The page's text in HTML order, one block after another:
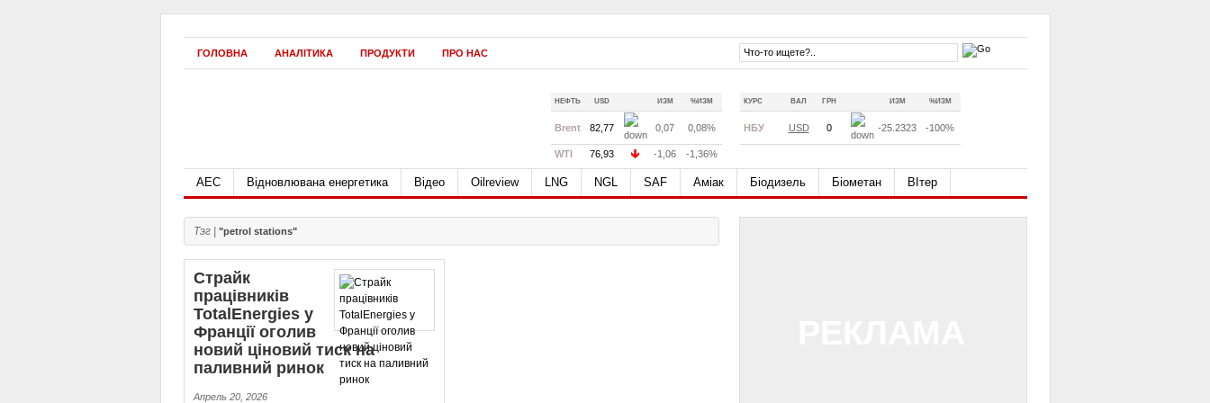
ГОЛОВНА АНАЛІТИКА ПРОДУКТИ ПРО НАС
КУРС ВАЛ ГРН ИЗМ %ИЗМ
НБУ USD 0 -25.2323 -100%
НЕФТЬ USD ИЗМ %ИЗМ
Brent 82,77 0,07 0,08%
WTI 76,93 -1,06 -1,36%
АЕС Відновлювана енергетика Відео Oilreview LNG NGL SAF Аміак Біодизель Біометан ВІтер
Тэг | "petrol stations"
Страйк
працівників
TotalEnergies у
Франції оголив
новий ціновий тиск на
паливний ринок
Апрель 20, 2026